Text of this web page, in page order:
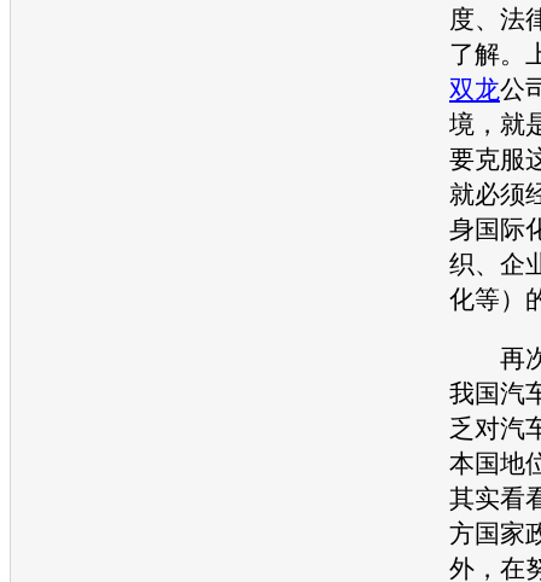
度、法
了解。
双龙公
境，就
要克服
就必须
身国际
织、企
化等）
再次
我国汽
乏对汽
本国地
其实看
方国家
外，在